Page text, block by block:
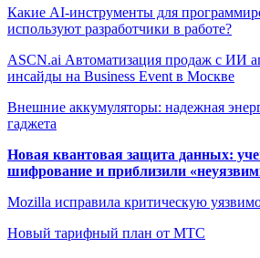
Какие AI-инструменты для
используют разработчики в работе?
ASCN.ai Автоматизация продаж с ИИ
инсайды на Business Event в Москве
Внешние аккумуляторы: надежная
гаджета
Новая квантовая защита данных:
шифрование и приблизили
Mozilla исправила критическую
Новый тарифный план от МТС